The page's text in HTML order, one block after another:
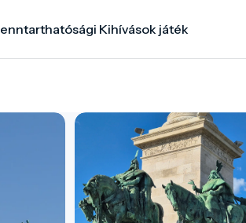
Kihívások játék